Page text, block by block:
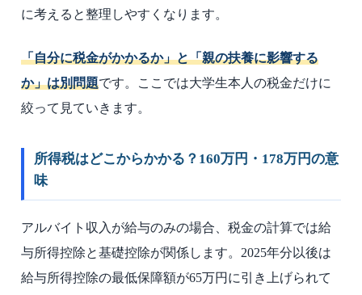
に考えると整理しやすくなります。
「自分に税金がかかるか」と「親の扶養に影響する
か」は別問題です。ここでは大学生本人の税金だけに
絞って見ていきます。
所得税はどこからかかる？160万円・178万円の意
味
アルバイト収入が給与のみの場合、税金の計算では給
与所得控除と基礎控除が関係します。2025年分以後は
給与所得控除の最低保障額が65万円に引き上げられて